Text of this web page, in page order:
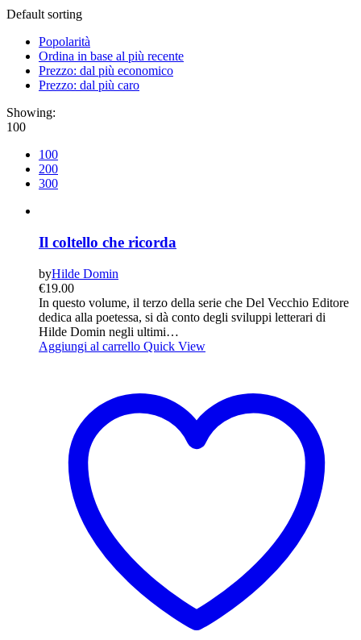
Default sorting
Popolarità
Ordina in base al più recente
Prezzo: dal più economico
Prezzo: dal più caro
Showing:
100
100
200
300
Il coltello che ricorda
byHilde Domin
€19.00
In questo volume, il terzo della serie che Del Vecchio Editore
dedica alla poetessa, si dà conto degli sviluppi letterari di
Hilde Domin negli ultimi…
Aggiungi al carrello Quick View